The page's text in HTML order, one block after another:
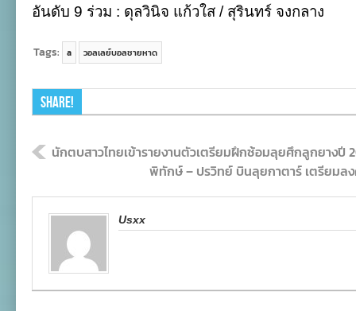
อันดับ 9 ร่วม : ดุลวินิจ แก้วใส / สุรินทร์ จงกลาง
Tags: a วอลเลย์บอลชายหาด
Share!
นักตบสาวไทยเข้ารายงานตัวเตรียมฝึกซ้อมลุยศึกลูกยางปี
พิทักษ์ – ปรวิทย์ บินลุยกาตาร์ เตรียมล
Usxx